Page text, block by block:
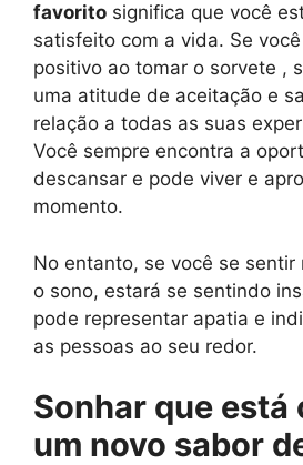
favorito significa que você
satisfeito com a vida. Se
positivo ao tomar o sorvete ,
uma atitude de aceitação e
relação a todas as suas
Você sempre encontra a
descansar e pode viver e
momento.
No entanto, se você se
o sono, estará se sentindo
pode representar apatia e
as pessoas ao seu redor.
Sonhar que está
um novo sabor